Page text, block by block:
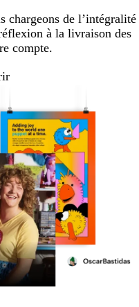
chargeons de l’intégralité
à la livraison des
compte.